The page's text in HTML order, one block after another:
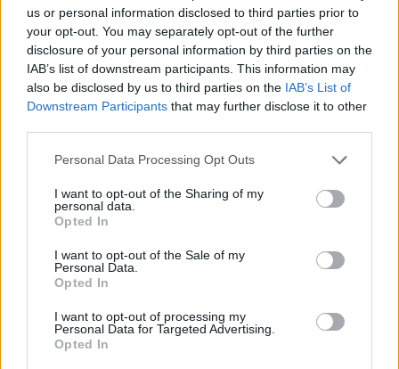
us or personal information disclosed to third parties prior to
your opt-out. You may separately opt-out of the further
disclosure of your personal information by third parties on the
IAB’s list of downstream participants. This information may
also be disclosed by us to third parties on the IAB’s List of
Downstream Participants that may further disclose it to other
Please note that this website/app uses one or more Google
not limited to your visit or usage behaviour. You may click to
grant or deny consent to Google and its third-party tags to
use your data for below specified purposes in below Google
consent section.
Personal Data Processing Opt Outs
I want to opt-out of the Sharing of my
personal data.
Opted In
I want to opt-out of the Sale of my
Personal Data.
Opted In
I want to opt-out of processing my
Personal Data for Targeted Advertising.
Opted In
Megerősítette változatlan negatív kilátással
Magyarország hosszú távú
államadóskockázati besorolását az eddigi
befektetési ajánlású szinten a Fitch Ratings.
A pénzügyminiszter úgy kommentálta a
gazdaságpolitikai irány is.
hitelminősítőkhöz megerősítette és
változatlanul negatív kilátással jegyzi hazánk